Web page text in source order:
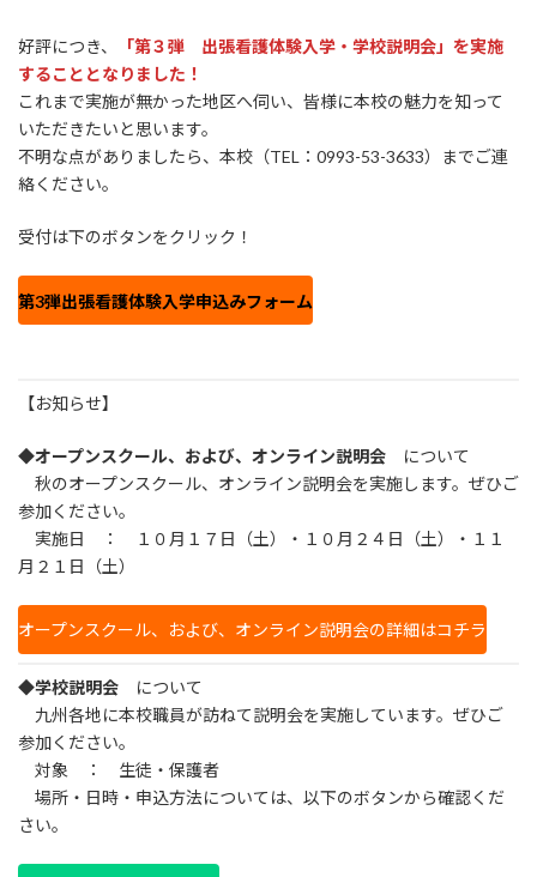
新
日
時
:
好評につき、
「第３弾 出張看護体験入学・学校説明会」を実施
することとなりました！
これまで実施が無かった地区へ伺い、皆様に本校の魅力を知って
いただきたいと思います。
不明な点がありましたら、本校（TEL：0993-53-3633）までご連
絡ください。
受付は下のボタンをクリック！
第3弾出張看護体験入学申込みフォーム
【お知らせ】
◆オープンスクール、および、オンライン説明会 について
秋のオープンスクール、オンライン説明会を実施します。ぜひご
参加ください。
実施日 ： １０月１７日（土）・１０月２４日（土）・１１
月２１日（土）
オープンスクール、および、オンライン説明会の詳細はコチラ
◆学校説明会 について
九州各地に本校職員が訪ねて説明会を実施しています。ぜひご
参加ください。
対象 ： 生徒・保護者
場所・日時・申込方法については、以下のボタンから確認くだ
さい。